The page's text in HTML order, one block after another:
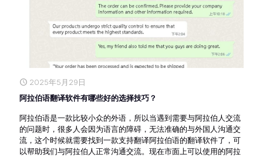
2025年5月29日
阿拉伯语翻译软件有哪些好的选择技巧？
阿拉伯语是一款比较小众的外语，所以当遇到需要与阿拉伯人交流
的问题时，很多人会因为语言的障碍，无法准确的与外国人沟通交
流，这个时候就需要找到一款支持翻译阿拉伯语的翻译软件了，可
以帮助我们与阿拉伯人正常沟通交流。现在市面上可以使用的阿拉